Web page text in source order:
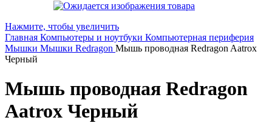
Нажмите, чтобы увеличить
Главная Компьютеры и ноутбуки Компьютерная периферия
Мышки Мышки Redragon Мышь проводная Redragon Aatrox
Черный
Мышь проводная Redragon
Aatrox Черный